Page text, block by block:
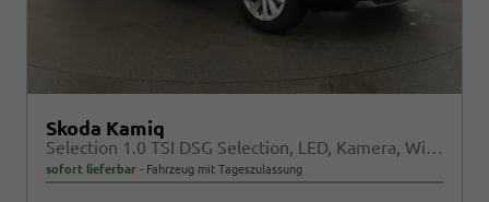
Skoda Kamiq
Selection 1.0 TSI DSG Selection, LED, Kamera, Winter, Ladeboden, 16-Zoll, 4.J-Garantie
sofort lieferbar Fahrzeug mit Tageszulassung